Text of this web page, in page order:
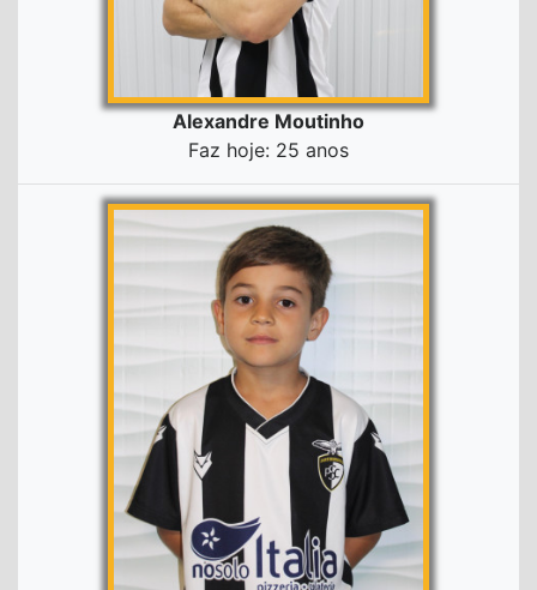
Alexandre Moutinho
Faz hoje: 25 anos